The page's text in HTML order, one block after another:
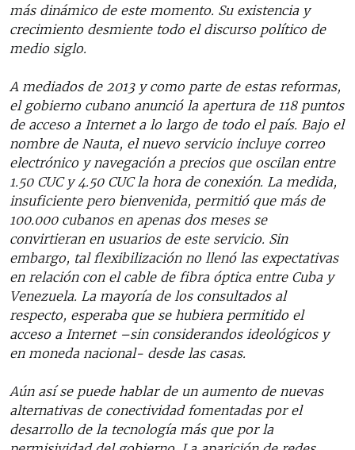
más dinámico de este momento. Su existencia y
crecimiento desmiente todo el discurso político de
medio siglo.
A mediados de 2013 y como parte de estas reformas,
el gobierno cubano anunció la apertura de 118 puntos
de acceso a Internet a lo largo de todo el país. Bajo el
nombre de Nauta, el nuevo servicio incluye correo
electrónico y navegación a precios que oscilan entre
1.50 CUC y 4.50 CUC la hora de conexión. La medida,
insuficiente pero bienvenida, permitió que más de
100.000 cubanos en apenas dos meses se
convirtieran en usuarios de este servicio. Sin
embargo, tal flexibilización no llenó las expectativas
en relación con el cable de fibra óptica entre Cuba y
Venezuela. La mayoría de los consultados al
respecto, esperaba que se hubiera permitido el
acceso a Internet –sin considerandos ideológicos y
en moneda nacional- desde las casas.
Aún así se puede hablar de un aumento de nuevas
alternativas de conectividad fomentadas por el
desarrollo de la tecnología más que por la